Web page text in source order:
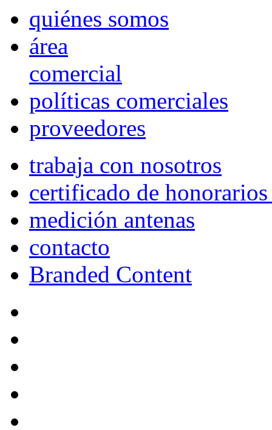
quiénes somos
área
comercial
políticas comerciales
proveedores
trabaja con nosotros
certificado de
medición antenas
contacto
Branded Content